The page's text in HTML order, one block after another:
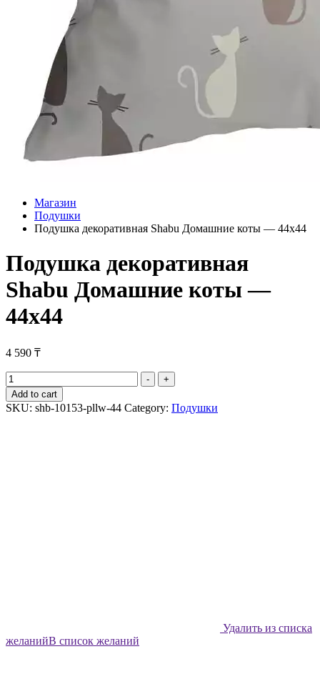
Магазин
Подушки
Подушка декоративная Shabu Домашние коты — 44х44
Подушка декоративная
Shabu Домашние коты —
44х44
4 590 ₸
Подушка
декоративная
Shabu
Домашние
-
+
Add to cart
SKU: shb-10153-pllw-44 Category: Подушки
Удалить из списка
желанийВ список желаний